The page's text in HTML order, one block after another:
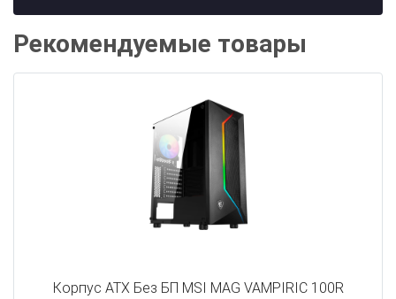
Рекомендуемые товары
Корпус ATX Без БП MSI MAG VAMPIRIC 100R